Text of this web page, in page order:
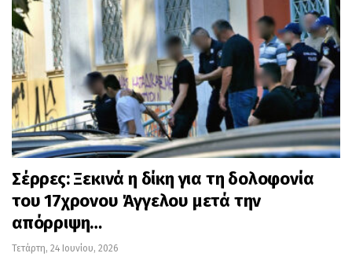
Σέρρες: Ξεκινά η δίκη για τη δολοφονία
του 17χρονου Άγγελου μετά την
απόρριψη…
Τετάρτη, 24 Ιουνίου, 2026